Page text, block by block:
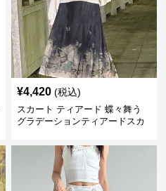
¥4,420 (税込)
スカート ティアード 蝶々舞う
グラデーションティアードスカ